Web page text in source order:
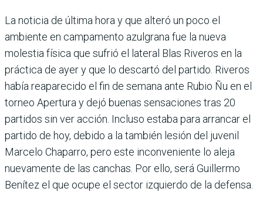
La noticia de última hora y que alteró un poco el
ambiente en campamento azulgrana fue la nueva
molestia física que sufrió el lateral Blas Riveros en la
práctica de ayer y que lo descartó del partido. Rive­ros
había reaparecido el fin de semana ante Rubio Ñu en el
torneo Apertura y dejó buenas sensaciones tras 20
partidos sin ver acción. Incluso estaba para arran­car el
partido de hoy, debido a la también lesión del juve­nil
Marcelo Chaparro, pero este inconveniente lo aleja
nuevamente de las canchas. Por ello, será Guillermo
Bení­tez el que ocupe el sector izquierdo de la defensa.